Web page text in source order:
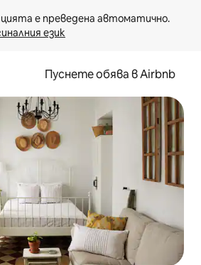
език
Пуснете обява в Airbnb